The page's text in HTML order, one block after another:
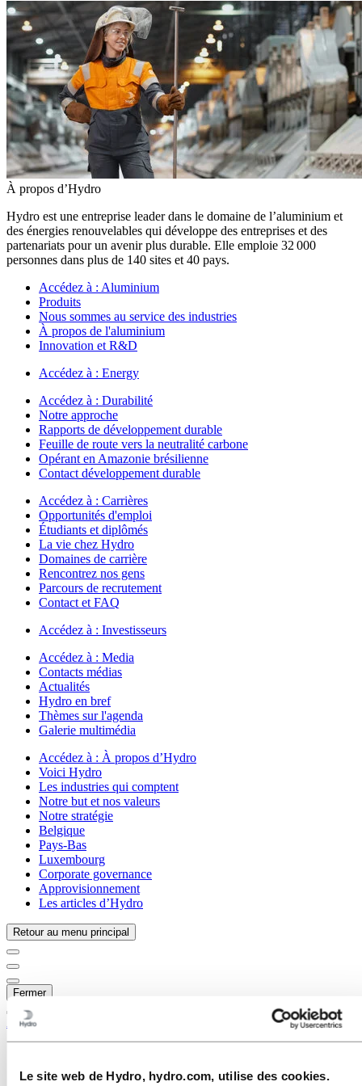
Le site web de Hydro, hydro.com, utilise des cookies.
À propos d’Hydro
Hydro est une entreprise leader dans le domaine de l’aluminium et
des énergies renouvelables qui développe des entreprises et des
partenariats pour un avenir plus durable. Elle emploie 32 000
personnes dans plus de 140 sites et 40 pays.
Accédez à : Aluminium
Produits
Nous sommes au service des industries
À propos de l'aluminium
Innovation et R&D
Accédez à : Energy
Accédez à : Durabilité
Notre approche
Rapports de développement durable
Feuille de route vers la neutralité carbone
Opérant en Amazonie brésilienne
Contact développement durable
Accédez à : Carrières
Opportunités d'emploi
Étudiants et diplômés
La vie chez Hydro
Domaines de carrière
Rencontrez nos gens
Parcours de recrutement
Contact et FAQ
Accédez à : Investisseurs
Accédez à : Media
Contacts médias
Actualités
Hydro en bref
Thèmes sur l'agenda
Galerie multimédia
Accédez à : À propos d’Hydro
Voici Hydro
Les industries qui comptent
Notre but et nos valeurs
Notre stratégie
Belgique
Pays-Bas
Luxembourg
Corporate governance
Approvisionnement
Les articles d’Hydro
Retour au menu principal
Fermer
À propos d’Hydro
Notre but et nos valeurs